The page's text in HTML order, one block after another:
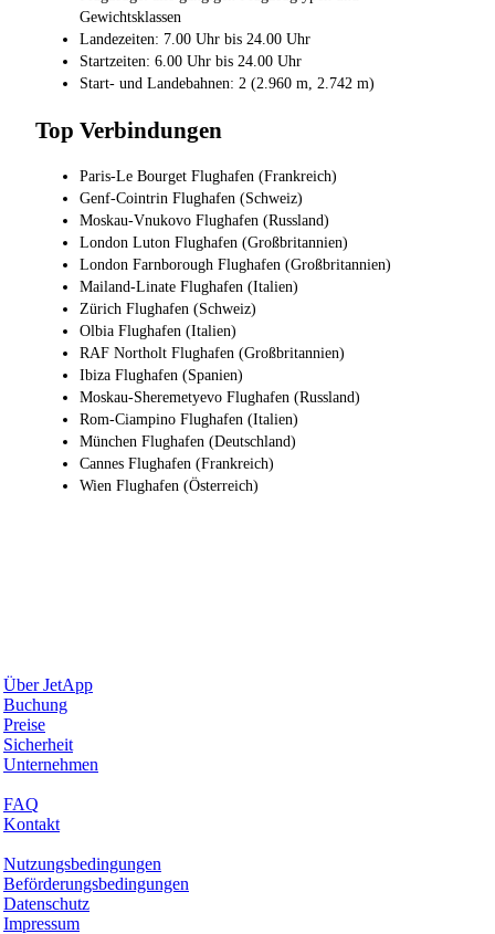
Gewichtsklassen
Landezeiten: 7.00 Uhr bis 24.00 Uhr
Startzeiten: 6.00 Uhr bis 24.00 Uhr
Start- und Landebahnen: 2 (2.960 m, 2.742 m)
Top Verbindungen
Paris-Le Bourget Flughafen (Frankreich)
Genf-Cointrin Flughafen (Schweiz)
Moskau-Vnukovo Flughafen (Russland)
London Luton Flughafen (Großbritannien)
London Farnborough Flughafen (Großbritannien)
Mailand-Linate Flughafen (Italien)
Zürich Flughafen (Schweiz)
Olbia Flughafen (Italien)
RAF Northolt Flughafen (Großbritannien)
Ibiza Flughafen (Spanien)
Moskau-Sheremetyevo Flughafen (Russland)
Rom-Ciampino Flughafen (Italien)
München Flughafen (Deutschland)
Cannes Flughafen (Frankreich)
Wien Flughafen (Österreich)
Über JetApp
Buchung
Preise
Sicherheit
Unternehmen
FAQ
Kontakt
Nutzungsbedingungen
Beförderungsbedingungen
Datenschutz
Impressum